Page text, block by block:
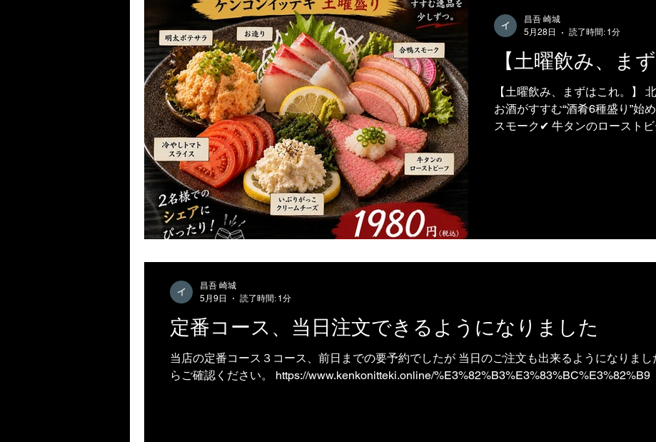
【土曜飲み、ま
【土曜飲み、まずはこれ。】
お酒がすすむ“酒肴6種盛り”始
スモーク✔ 牛タンのロースト
昌吾 崎城
5月28日
読了時間: 1分
定番コース、当日注文できるようになりました
当店の定番コース３コース、前日までの要予約でしたが 当日のご注文も出来るようになりま
らご確認ください。 https://www.kenkonitteki.online/%E3%82%B3%E3%83%BC%E3%82%B9
昌吾 崎城
5月9日
読了時間: 1分